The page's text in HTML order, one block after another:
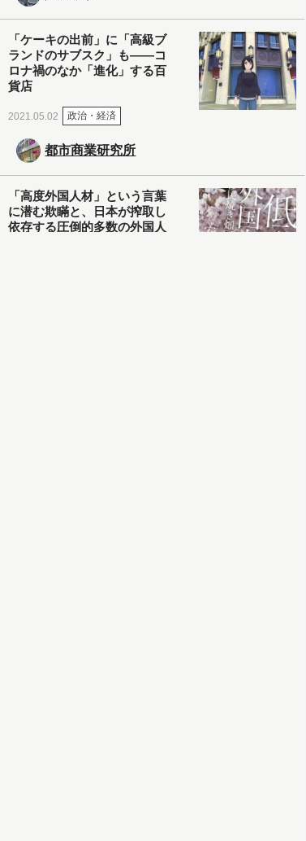
「ケーキの出前」に「高級ブ
ランドのサブスク」も――コ
ロナ禍のなか「進化」する百
貨店
2021.05.02 政治・経済
都市商業研究所
「高度外国人材」という言葉
に潜む欺瞞と、日本が搾取し
依存する圧倒的多数の外国人